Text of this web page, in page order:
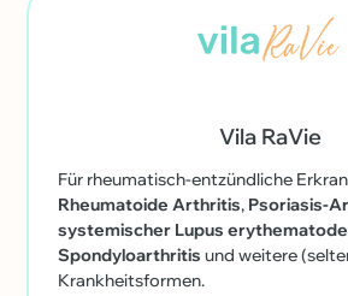
Vila RaVie
Für rheumatisch-entzündliche
Rheumatoide Arthritis, Psoriasis-
systemischer Lupus
Spondyloarthritis und weitere
Krankheitsformen.